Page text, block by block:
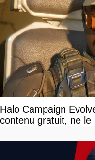
Halo Campaign
contenu gratuit, ne le